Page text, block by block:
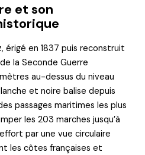
et son
érigé en 1837 puis reconstruit
la Seconde Guerre
au-dessus du niveau
et noire balise depuis
passages maritimes les plus
les 203 marches jusqu’à
par une vue circulaire
les côtes françaises et